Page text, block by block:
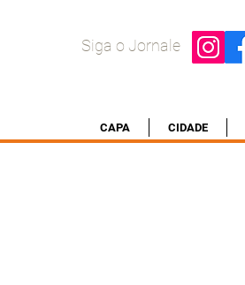
Siga o Jornale
CAPA CIDADE